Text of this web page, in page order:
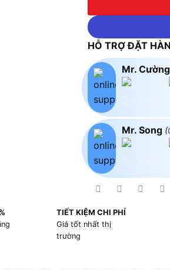
HỖ TRỢ ĐẶT
Mr. Cường
Mr. Song (
TIẾT KIỆM CHI PHÍ
Giá tốt nhất thị
trường